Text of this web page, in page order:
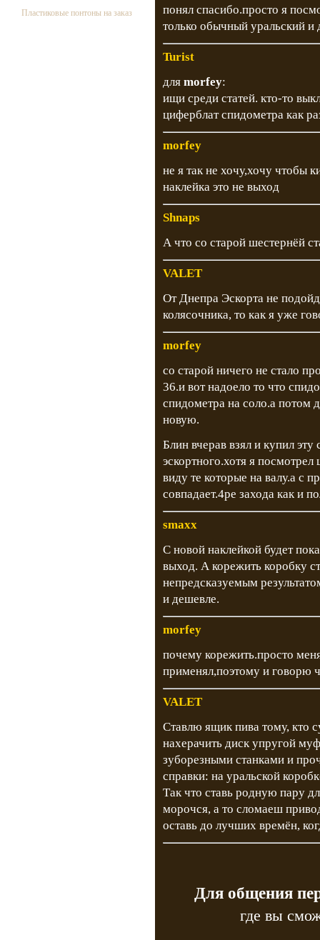
Пластиковые понтоны на заказ
понял спасибо.просто я
только обычный уральский и
Turist
для morfey:
ищи среди статей. кто-то
циферблат спидометра как
morfey
не я так не хочу,хочу чтобы
наклейка это не выход
Shnaps
А что со старой шестернёй
VALET
От Днепра Эскорта не
колясочника, то как я уже
morfey
со старой ничего не стало
36.и вот надоело то что
спидометра на соло.а потом
новую.
Блин вчерав взял и купил
эскортного.хотя я
виду те которые на валу.а с
совпадает.4ре захода как и
smaxx
С новой наклейкой будет
выход. А корежить коробку
непредсказуемым
и дешевле.
morfey
почему корежить.просто
применял,поэтому и говорю
VALET
Ставлю ящик пива тому, кто
нахерачить диск упругой
зуборезными станками и
справки: на уральской
Так что ставь родную пару
морочся, а то сломаеш
оставь до лучших времён,
Для общения
где вы